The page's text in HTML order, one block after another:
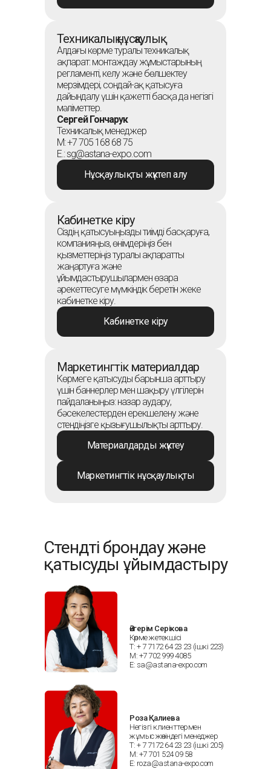
Техникалық нұсқаулық
Алдағы көрме туралы техникалық
ақпарат: монтаждау жұмыстарының
регламенті, келу және бөлшектеу
мерзімдері, сондай-ақ қатысуға
дайындалу үшін қажетті басқа да негізгі
мәліметтер.
Сергей Гончарук
Техникалық менеджер
М: +7 705 168 68 75
E.: sg@astana-expo.com
Нұсқаулықты жүктеп алу
Кабинетке кіру
Сіздің қатысуыңызды тиімді басқаруға,
компанияңыз, өнімдеріңіз бен
қызметтеріңіз туралы ақпаратты
жаңартуға және
ұйымдастырушылармен өзара
әрекеттесуге мүмкіндік беретін жеке
кабинетке кіру.
Кабинетке кіру
Маркетингтік материалдар
Көрмеге қатысуды барынша арттыру
үшін баннерлер мен шақыру үлгілерін
пайдаланыңыз: назар аудару,
бәсекелестерден ерекшелену және
стендіңізге қызығушылықты арттыру.
Материалдарды жүктеу
Маркетингтік нұсқаулықты
Стендті брондау және
қатысуды ұйымдастыру
Әйгерім Серікова
Көрме жетекшісі
Т: + 7 7172 64 23 23 (ішкі 223)
М: +7 702 999 4085
Е: sa@astana-expo.com
Роза Қалиева
Негізгі клиенттермен
жұмыс жөніндегі менеджер
Т: + 7 7172 64 23 23 (ішкі 205)
М: +7 701 524 09 58
Е: roza@astana-expo.com